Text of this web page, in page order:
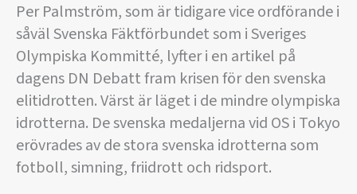
Per Palmström, som är tidigare vice ordförande i
såväl Svenska Fäktförbundet som i Sveriges
Olympiska Kommitté, lyfter i en artikel på
dagens DN Debatt fram krisen för den svenska
elitidrotten. Värst är läget i de mindre olympiska
idrotterna. De svenska medaljerna vid OS i Tokyo
erövrades av de stora svenska idrotterna som
fotboll, simning, friidrott och ridsport.